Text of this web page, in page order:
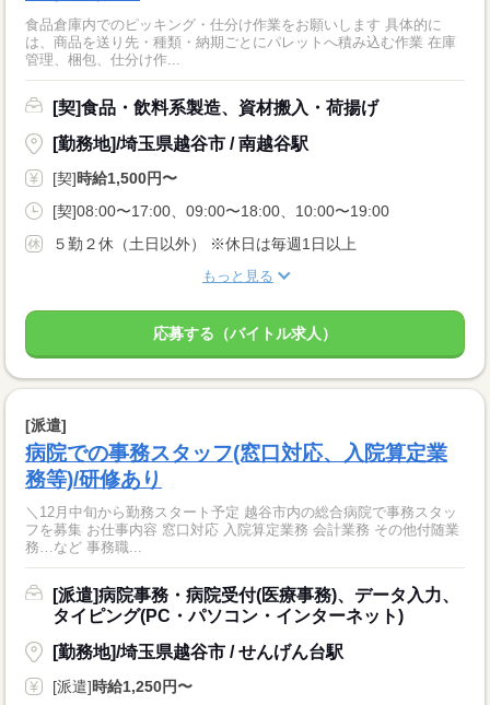
食品倉庫内でのピッキング・仕分け作業をお願いします 具体的に
は、商品を送り先・種類・納期ごとにパレットへ積み込む作業 在庫
管理、梱包、仕分け作...
[契]食品・飲料系製造、資材搬入・荷揚げ
[勤務地]/埼玉県越谷市 / 南越谷駅
[契]時給1,500円〜
[契]08:00〜17:00、09:00〜18:00、10:00〜19:00
５勤２休（土日以外） ※休日は毎週1日以上
もっと見る
応募する（バイトル求人）
[派遣]
病院での事務スタッフ(窓口対応、入院算定業
務等)/研修あり
＼12月中旬から勤務スタート予定 越谷市内の総合病院で事務スタッ
フを募集 お仕事内容 窓口対応 入院算定業務 会計業務 その他付随業
務…など 事務職...
[派遣]病院事務・病院受付(医療事務)、データ入力、
タイピング(PC・パソコン・インターネット)
[勤務地]/埼玉県越谷市 / せんげん台駅
[派遣]時給1,250円〜